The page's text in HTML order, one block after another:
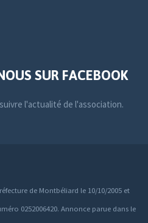
SUR FACEBOOK
l'actualité de l'association.
de Montbéliard le 10/10/2005 et
0252006420. Annonce parue dans le